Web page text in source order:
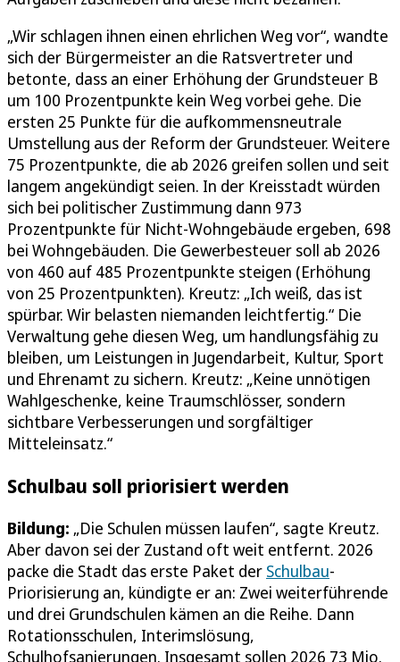
„Wir schlagen ihnen einen ehrlichen Weg vor“, wandte
sich der Bürgermeister an die Ratsvertreter und
betonte, dass an einer Erhöhung der Grundsteuer B
um 100 Prozentpunkte kein Weg vorbei gehe. Die
ersten 25 Punkte für die aufkommensneutrale
Umstellung aus der Reform der Grundsteuer. Weitere
75 Prozentpunkte, die ab 2026 greifen sollen und seit
langem angekündigt seien. In der Kreisstadt würden
sich bei politischer Zustimmung dann 973
Prozentpunkte für Nicht-Wohngebäude ergeben, 698
bei Wohngebäuden. Die Gewerbesteuer soll ab 2026
von 460 auf 485 Prozentpunkte steigen (Erhöhung
von 25 Prozentpunkten). Kreutz: „Ich weiß, das ist
spürbar. Wir belasten niemanden leichtfertig.“ Die
Verwaltung gehe diesen Weg, um handlungsfähig zu
bleiben, um Leistungen in Jugendarbeit, Kultur, Sport
und Ehrenamt zu sichern. Kreutz: „Keine unnötigen
Wahlgeschenke, keine Traumschlösser, sondern
sichtbare Verbesserungen und sorgfältiger
Mitteleinsatz.“
Schulbau soll priorisiert werden
Bildung: „Die Schulen müssen laufen“, sagte Kreutz.
Aber davon sei der Zustand oft weit entfernt. 2026
packe die Stadt das erste Paket der Schulbau-
Priorisierung an, kündigte er an: Zwei weiterführende
und drei Grundschulen kämen an die Reihe. Dann
Rotationsschulen, Interimslösung,
Schulhofsanierungen. Insgesamt sollen 2026 73 Mio.